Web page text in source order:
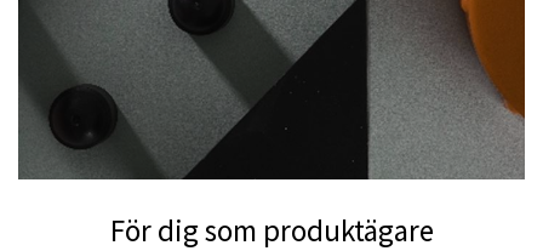
För dig som produktägare